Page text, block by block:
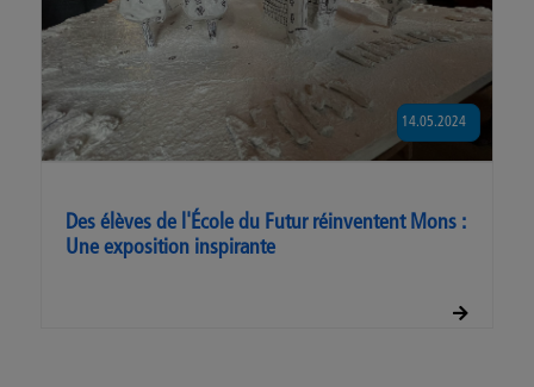
Des élèves de l'École du Futur réinventent Mons :
Une exposition inspirante
14.05.2024